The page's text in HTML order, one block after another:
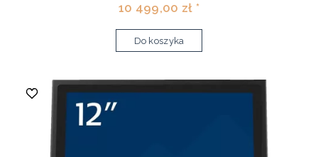
10 499,00 zł *
Do koszyka